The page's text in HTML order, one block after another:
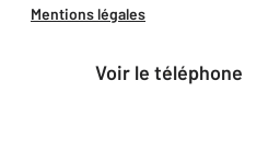
Mentions légales
voir le téléphone